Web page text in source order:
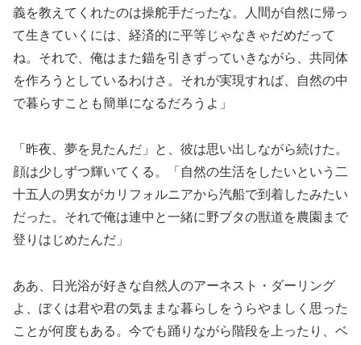
義を教えてくれたのは操舵手だったな。人間が自然に帰っ
て生きていくには、経済的に平等じゃなきゃだめだって
ね。それで、俺はまた錨を引きずっていきながら、共同体
を作ろうとしているわけさ。それが実現すれば、自然の中
で暮らすことも簡単になるだろうよ」
「昨夜、夢を見たんだ」と、彼は思い出しながら続けた。
顔は少しずつ輝いてくる。「自然の生活をしたいという二
十五人の男女がカリフォルニアから汽船で到着したみたい
だった。それで俺は連中と一緒に野ブタの獣道を農園まで
登りはじめたんだ」
ああ、日光浴が好きな自然人のアーネスト・ダーリング
よ、ぼくは君や君の気ままな暮らしをうらやましく思った
ことが何度もある。今でも踊りながら階段を上ったり、ベ